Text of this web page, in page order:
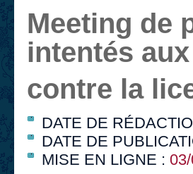
Meeting de
intentés
contre la
DATE DE
DATE DE
MISE EN LIGNE :